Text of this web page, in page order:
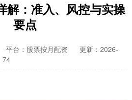
解：准入、风控与实操
要点
平台：股票按月配资
更新：2026-
74